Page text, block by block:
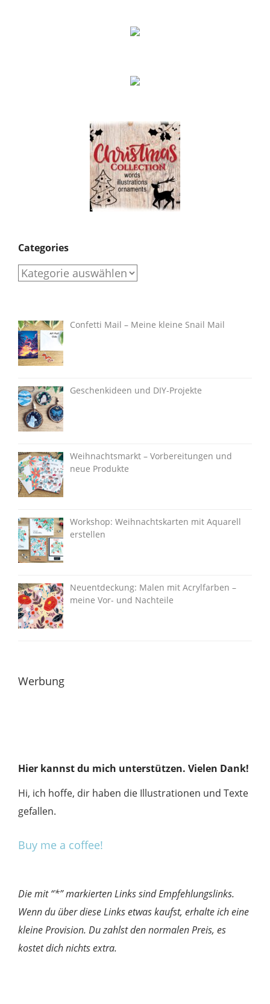
Categories
Categories
Confetti Mail – Meine kleine Snail Mail
Geschenkideen und DIY-Projekte
Weihnachtsmarkt – Vorbereitungen und
neue Produkte
Workshop: Weihnachtskarten mit Aquarell
erstellen
Neuentdeckung: Malen mit Acrylfarben –
meine Vor- und Nachteile
Werbung
Hier kannst du mich unterstützen. Vielen Dank!
Hi, ich hoffe, dir haben die Illustrationen und Texte
gefallen.
Buy me a coffee!
Die mit “*” markierten Links sind Empfehlungslinks.
Wenn du über diese Links etwas kaufst, erhalte ich eine
kleine Provision. Du zahlst den normalen Preis, es
kostet dich nichts extra.